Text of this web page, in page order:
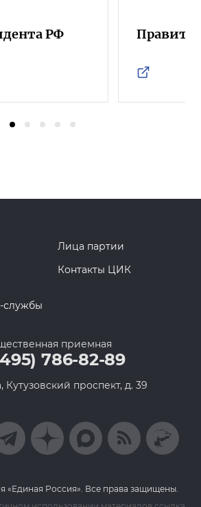
РФ
Лица партии
Контакты ЦИК
службы
приемная
786-82-89
Кутузовский проспект, д. 39
«Единая Россия». Все права защищены.